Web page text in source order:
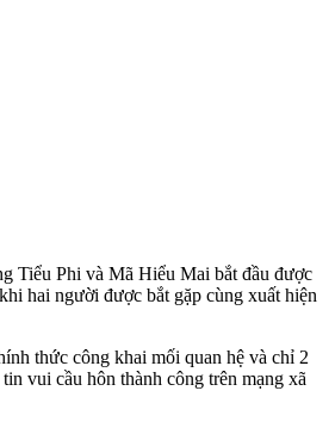
Tiểu Phi và Mã Hiểu Mai bắt đầu được
hai người được bắt gặp cùng xuất hiện
thức công khai mối quan hệ và chỉ 2
vui cầu hôn thành công trên mạng xã